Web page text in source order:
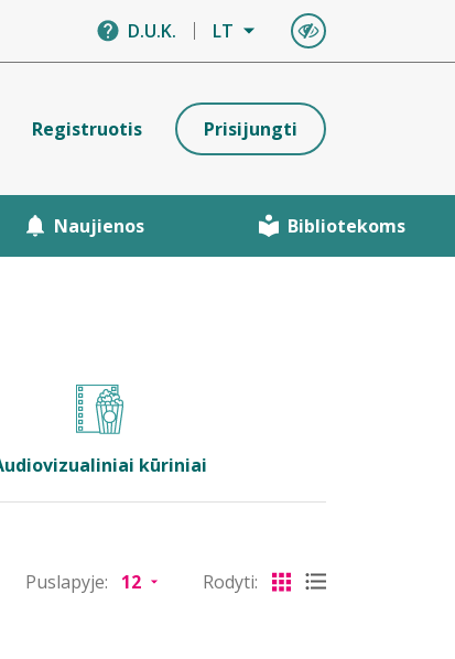
D.U.K. LT
Registruotis Prisijungti
Naujienos Bibliotekoms
kūriniai
Puslapyje: Rodyti: